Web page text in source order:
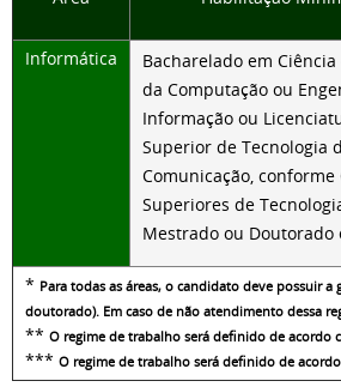
Informática
Bacharelado em
da Computação ou
Informação ou
Superior de Tecnologia
Comunicação,
Superiores de
Mestrado ou Doutorado
* Para todas as áreas, o candidato deve possuir
doutorado). Em caso de não atendimento dessa
** O regime de trabalho será definido de acordo
*** O regime de trabalho será definido de